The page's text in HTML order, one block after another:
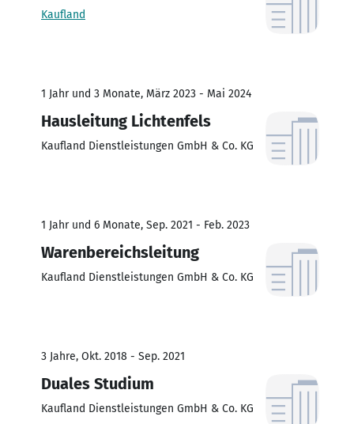
Kaufland
1 Jahr und 3 Monate, März 2023 - Mai 2024
Hausleitung Lichtenfels
Kaufland Dienstleistungen GmbH & Co. KG
1 Jahr und 6 Monate, Sep. 2021 - Feb. 2023
Warenbereichsleitung
Kaufland Dienstleistungen GmbH & Co. KG
3 Jahre, Okt. 2018 - Sep. 2021
Duales Studium
Kaufland Dienstleistungen GmbH & Co. KG